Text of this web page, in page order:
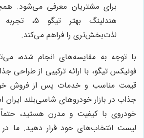
برای مشتریان معرفی می‌شود.
هندلینگ بهتر
لذت‌بخش‌تری را فراهم می‌کند.
با توجه به مقایسه‌های انجام شده،
فونیکس تیگو، با ارائه ترکیبی از طراحی
قیمت مناسب و خدمات پس از فروش
جذاب در بازار خودروهای شاسی‌بلند
خودروی با کیفیت و مدرن هستید،
لیست انتخاب‌های خود قرار دهید. ما در